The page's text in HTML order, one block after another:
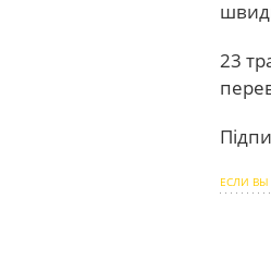
23
ЕСЛИ ВЫ